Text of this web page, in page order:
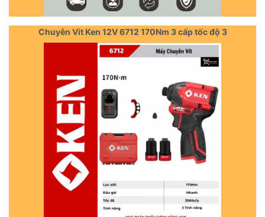
Chuyên Vít Ken 12V 6712 170Nm 3 cấp tốc độ 3